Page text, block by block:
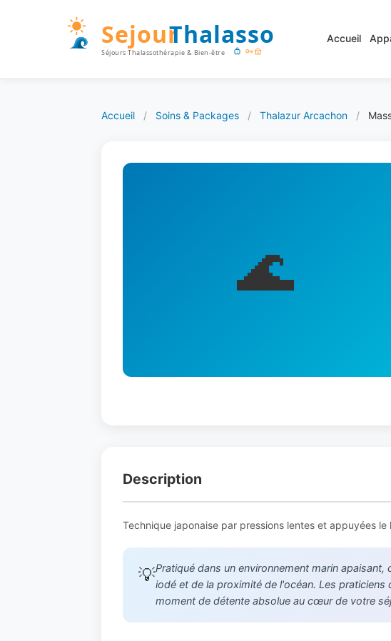
Accueil
Accueil / Soins & Packages / Thalazur Arcachon /
🌊
Description
Technique japonaise par pressions lentes et appuyées
💡Pratiqué dans un environnement marin
iodé et de la proximité de l'océan. Les
moment de détente absolue au cœur de votre